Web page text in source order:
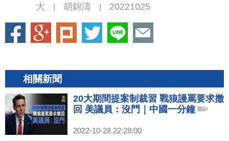
大
胡錦濤 20221025
相關新聞
20大期間提案制裁習 戰狼謾罵要求撤
回 美議員：沒門｜中國一分鐘
2022-10-28 22:28:00